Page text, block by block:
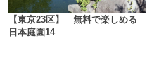
【東京23区】 無料で楽しめる
日本庭園14